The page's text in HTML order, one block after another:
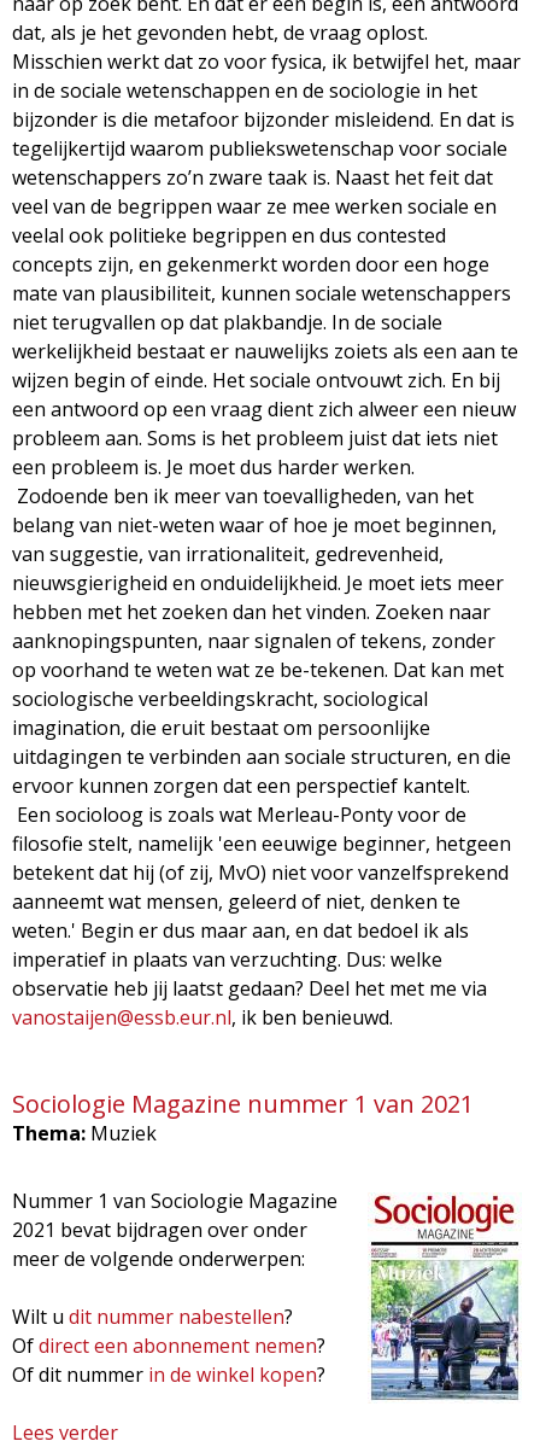
dat, als je het gevonden hebt, de vraag oplost.
Misschien werkt dat zo voor fysica, ik betwijfel het, maar
in de sociale wetenschappen en de sociologie in het
bijzonder is die metafoor bijzonder misleidend. En dat is
tegelijkertijd waarom publiekswetenschap voor sociale
wetenschappers zo’n zware taak is. Naast het feit dat
veel van de begrippen waar ze mee werken sociale en
veelal ook politieke begrippen en dus contested
concepts zijn, en gekenmerkt worden door een hoge
mate van plausibiliteit, kunnen sociale wetenschappers
niet terugvallen op dat plakbandje. In de sociale
werkelijkheid bestaat er nauwelijks zoiets als een aan te
wijzen begin of einde. Het sociale ontvouwt zich. En bij
een antwoord op een vraag dient zich alweer een nieuw
probleem aan. Soms is het probleem juist dat iets niet
een probleem is. Je moet dus harder werken.
Zodoende ben ik meer van toevalligheden, van het
belang van niet-weten waar of hoe je moet beginnen,
van suggestie, van irrationaliteit, gedrevenheid,
nieuwsgierigheid en onduidelijkheid. Je moet iets meer
hebben met het zoeken dan het vinden. Zoeken naar
aanknopingspunten, naar signalen of tekens, zonder
op voorhand te weten wat ze be-tekenen. Dat kan met
sociologische verbeeldingskracht, sociological
imagination, die eruit bestaat om persoonlijke
uitdagingen te verbinden aan sociale structuren, en die
ervoor kunnen zorgen dat een perspectief kantelt.
Een socioloog is zoals wat Merleau-Ponty voor de
filosofie stelt, namelijk 'een eeuwige beginner, hetgeen
betekent dat hij (of zij, MvO) niet voor vanzelfsprekend
aanneemt wat mensen, geleerd of niet, denken te
weten.' Begin er dus maar aan, en dat bedoel ik als
imperatief in plaats van verzuchting. Dus: welke
observatie heb jij laatst gedaan? Deel het met me via
vanostaijen@essb.eur.nl, ik ben benieuwd.
Sociologie Magazine nummer 1 van 2021
Thema: Muziek
Nummer 1 van Sociologie Magazine
2021 bevat bijdragen over onder
meer de volgende onderwerpen:
Wilt u dit nummer nabestellen?
Ofdirect een abonnement nemen?
Of dit nummer in de winkel kopen?
Lees verder